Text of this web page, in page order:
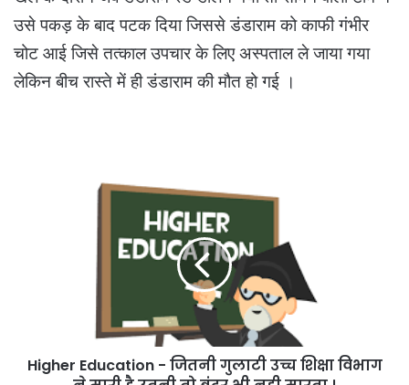
उसे पकड़ के बाद पटक दिया जिससे डंडाराम को काफी गंभीर
चोट आई जिसे तत्काल उपचार के लिए अस्पताल ले जाया गया
लेकिन बीच रास्ते में ही डंडाराम की मौत हो गई ।
मारीHigher Education - जितनी गुलाटी उच्च शिक्षा विभाग